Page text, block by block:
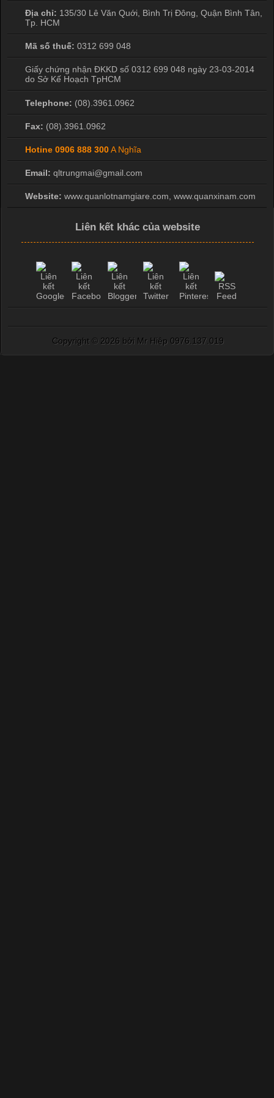
Cập nhật 2026-04-20 17:14:16
Vải cotton là một trong những chất liệu được sử dụng rộng rãi
nhất trong ngành dệt may nhờ đặc tính mềm mại, thoáng mát
và thấm hút mồ hôi tốt. Đây cũng là loại vải được nhiều công ty
sản xuất quần lót nam lựa chọn để tạo ra các sản phẩm chất
lượng, phù hợp với nhu cầu sử dụng
Địa chỉ: 135/30 Lê Văn Quới, Bình Trị Đông Quận Bình Tân
Tp. HCM
Mã số thuế: 0312 699 048
Giấy chứng nhận ĐKKD số 0312 699 048 ngày 23-03-2014
do Sở Kế Hoạch TpHCM
Telephone: (08).3961.0962
Fax: (08).3961.0962
Hotine 0906 888 300A Nghĩa
Email: qltrungmai@gmail.com
Website: www.quanlotnamgiare.com, www.quanxinam.com
Liên kết khác của website
Copyright © 2026 bởi Mr Hiệp 0976.137.019